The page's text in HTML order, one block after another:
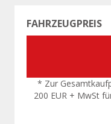
FAHRZEUGPREIS
* Zur
200 EUR + MwSt